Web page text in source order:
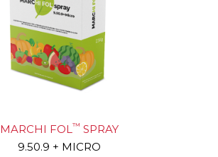
MARCHI FOL ™ SPRAY
9.50.9 + MICRO